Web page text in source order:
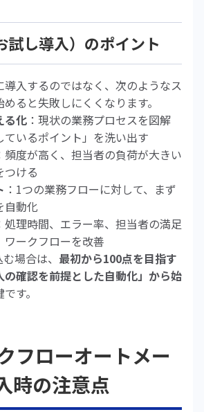
試し導入）のポイント
導入するのではなく、次のようなス
ると失敗しにくくなります。
る化 ：現状の業務プロセスを図解
ているポイント」を洗い出す
頻度が高く、担当者の負荷が大きい
つける
：1つの業務フローに対して、まず
自動化
処理時間、エラー率、担当者の満足
ークフローを改善
場合は、 最初から100点を目指す
の確認を前提とした自動化」から始
す。
フローオートメー
時の注意点